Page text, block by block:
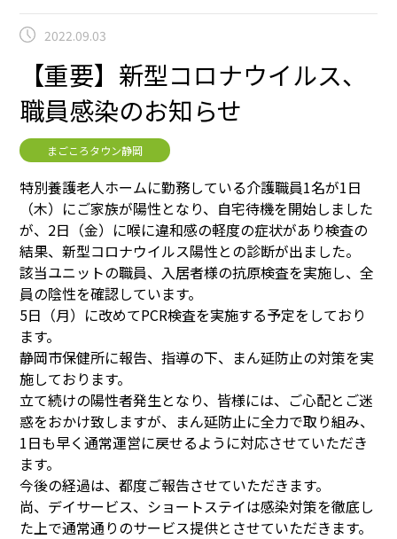
2022.09.03
【重要】新型コロナウイルス、
職員感染のお知らせ
まごころタウン静岡
特別養護老人ホームに勤務している介護職員1名が1日
（木）にご家族が陽性となり、自宅待機を開始しました
が、2日（金）に喉に違和感の軽度の症状があり検査の
結果、新型コロナウイルス陽性との診断が出ました。
該当ユニットの職員、入居者様の抗原検査を実施し、全
員の陰性を確認しています。
5日（月）に改めてPCR検査を実施する予定をしており
ます。
静岡市保健所に報告、指導の下、まん延防止の対策を実
施しております。
立て続けの陽性者発生となり、皆様には、ご心配とご迷
惑をおかけ致しますが、まん延防止に全力で取り組み、
1日も早く通常運営に戻せるように対応させていただき
ます。
今後の経過は、都度ご報告させていただきます。
尚、デイサービス、ショートステイは感染対策を徹底し
た上で通常通りのサービス提供とさせていただきます。